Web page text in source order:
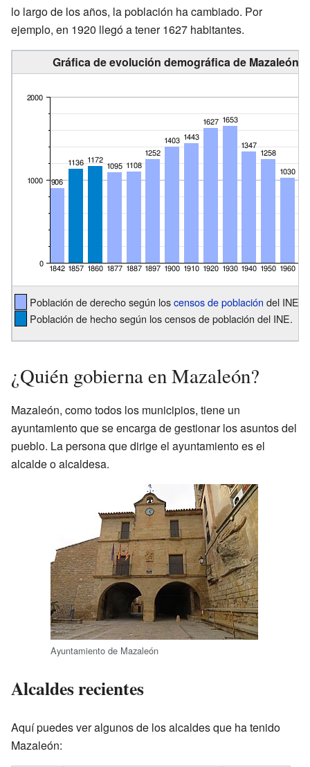
lo largo de los años, la población ha cambiado. Por
ejemplo, en 1920 llegó a tener 1627 habitantes.
Gráfica de evolución demográfica de Mazaleón
Población de derecho según loscensos de población del INE.
Población de hecho según los censos de población del INE.
¿Quién gobierna en Mazaleón?
Mazaleón, como todos los municipios, tiene un
ayuntamiento que se encarga de gestionar los asuntos del
pueblo. La persona que dirige el ayuntamiento es el
alcalde o alcaldesa.
Ayuntamiento de Mazaleón
Alcaldes recientes
Aquí puedes ver algunos de los alcaldes que ha tenido
Mazaleón: